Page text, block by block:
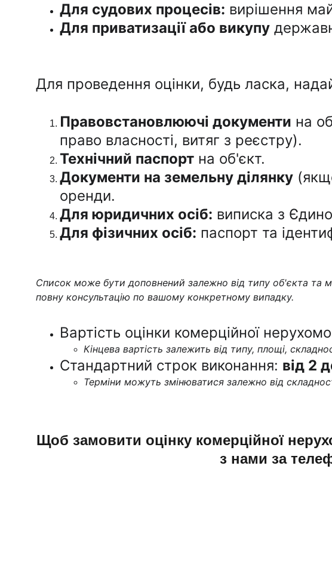
Для судових процесів: вирішення
Для приватизації або викупу
Для проведення оцінки, будь ласка,
Правовстановлюючі документи на
право власності, витяг з реєстру).
Технічний паспорт на об'єкт.
Документи на земельну ділянку
оренди.
Для юридичних осіб: виписка з
Для фізичних осіб: паспорт та
Список може бути доповнений залежно від типу об'єкта та
повну консультацію по вашому конкретному випадку.
Вартість оцінки комерційної
Кінцева вартість залежить від типу, площі,
Стандартний строк виконання: від 2
Терміни можуть змінюватися залежно від
Щоб замовити оцінку комерційної
з нами за